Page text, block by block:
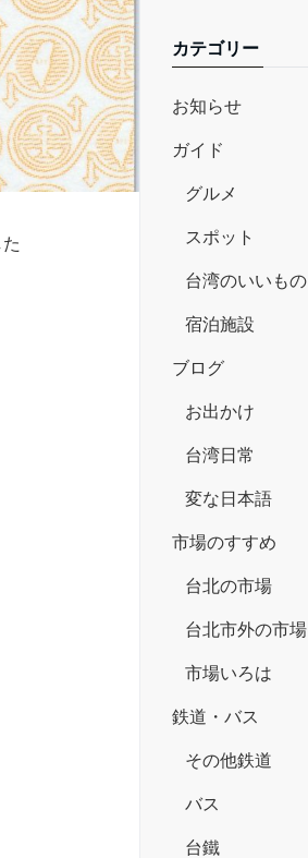
カテゴリー
お知らせ
ガイド
グルメ
スポット
台湾のいいもの
宿泊施設
ブログ
お出かけ
台湾日常
変な日本語
市場のすすめ
台北の市場
台北市外の市場
市場いろは
鉄道・バス
その他鉄道
バス
台鐵